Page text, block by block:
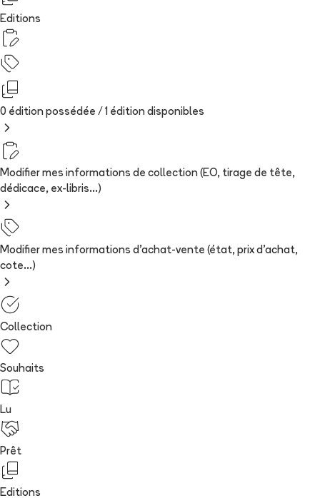
Editions
0 édition possédée / 1 édition disponibles
Modifier mes informations de collection (EO, tirage de tête,
dédicace, ex-libris...)
Modifier mes informations d'achat-vente (état, prix d'achat,
cote...)
Collection
Souhaits
Lu
Prêt
Editions